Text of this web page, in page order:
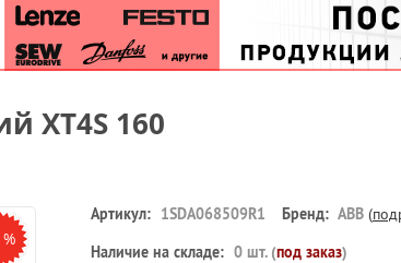
XT4S 160
Артикул: 1SDA068509R1 Бренд: ABB (
Наличие на складе: 0 шт. (под заказ)